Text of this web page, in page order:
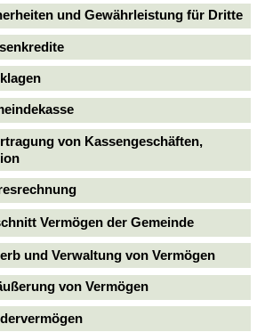
und Gewährleistung für Dritte
von Kassengeschäften,
Vermögen der Gemeinde
und Verwaltung von Vermögen
von Vermögen